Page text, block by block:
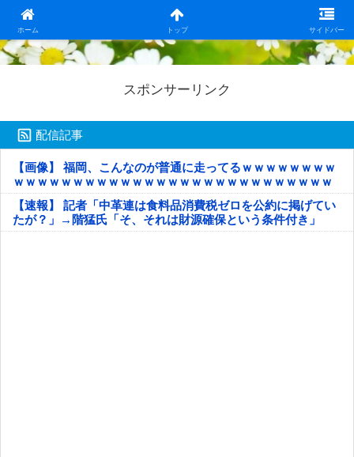
ホーム トップ サイドバー
日本第一！ニュース録
スポンサーリンク
配信記事
【画像】 福岡、こんなのが普通に走ってるｗｗｗｗｗｗｗｗ
ｗｗｗｗｗｗｗｗｗｗｗｗｗｗｗｗｗｗｗｗｗｗｗｗｗｗｗ
ｗｗｗｗｗ
【速報】 記者「中革連は食料品消費税ゼロを公約に掲げてい
たが？」→階猛氏「そ、それは財源確保という条件付き」